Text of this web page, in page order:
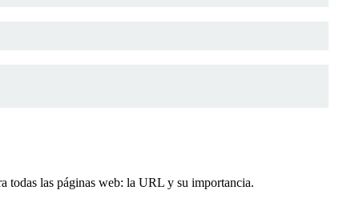
todas las páginas web: la URL y su importancia.